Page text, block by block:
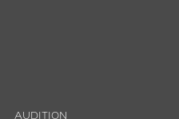
AUDITION